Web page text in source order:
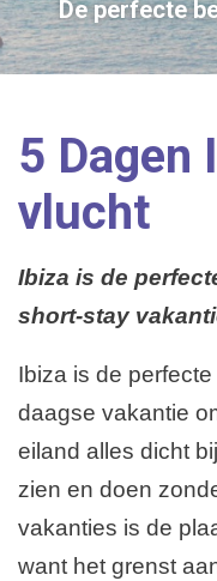
De perfecte
5 Dagen
vlucht
Ibiza is de
short-stay
Ibiza is de
daagse vakantie
eiland alles dicht
zien en doen
vakanties is de
want het grenst